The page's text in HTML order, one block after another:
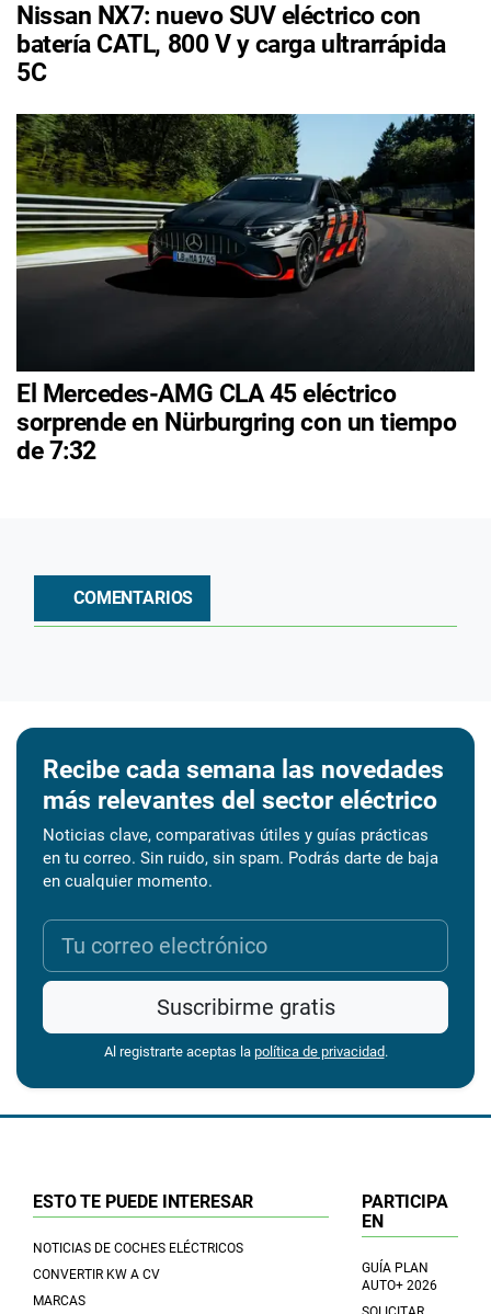
Nissan NX7: nuevo SUV eléctrico con
batería CATL, 800 V y carga ultrarrápida
5C
El Mercedes-AMG CLA 45 eléctrico
sorprende en Nürburgring con un tiempo
de 7:32
COMENTARIOS
Recibe cada semana las novedades
más relevantes del sector eléctrico
Noticias clave, comparativas útiles y guías prácticas
en tu correo. Sin ruido, sin spam. Podrás darte de baja
en cualquier momento.
Suscribirme gratis
Al registrarte aceptas la política de privacidad.
ESTO TE PUEDE INTERESAR
NOTICIAS DE COCHES ELÉCTRICOS
CONVERTIR KW A CV
MARCAS
PARTICIPA
EN
GUÍA PLAN
AUTO+ 2026